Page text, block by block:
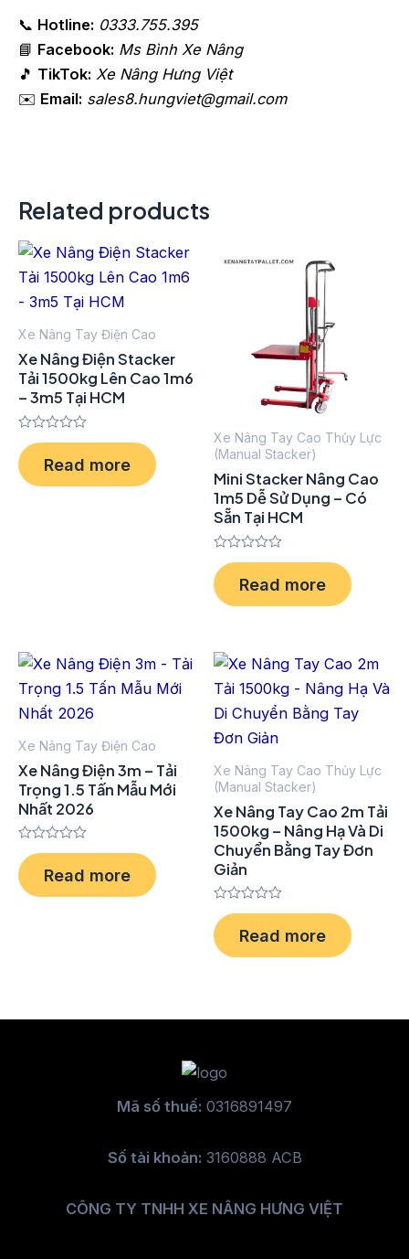
📞 Hotline: 0333.755.395
📘 Facebook: Ms Bình Xe Nâng
🎵 TikTok: Xe Nâng Hưng Việt
✉️ Email: sales8.hungviet@gmail.com
Related products
Xe Nâng Tay Điện Cao
Xe Nâng Điện Stacker
Tải 1500kg Lên Cao 1m6
– 3m5 Tại HCM
Rated
0
out
of
Read more
Xe Nâng Tay Cao Thủy Lực
(Manual Stacker)
Mini Stacker Nâng Cao
1m5 Dễ Sử Dụng – Có
Sẵn Tại HCM
Rated
0
out
of
Read more
Xe Nâng Tay Điện Cao
Xe Nâng Điện 3m – Tải
Trọng 1.5 Tấn Mẫu Mới
Nhất 2026
Rated
0
out
of
Read more
Xe Nâng Tay Cao Thủy Lực
(Manual Stacker)
Xe Nâng Tay Cao 2m Tải
1500kg – Nâng Hạ Và Di
Chuyển Bằng Tay Đơn
Giản
Rated
0
out
of
Read more
Mã số thuế: 0316891497
Số tài khoản: 3160888 ACB
CÔNG TY TNHH XE NÂNG HƯNG VIỆT